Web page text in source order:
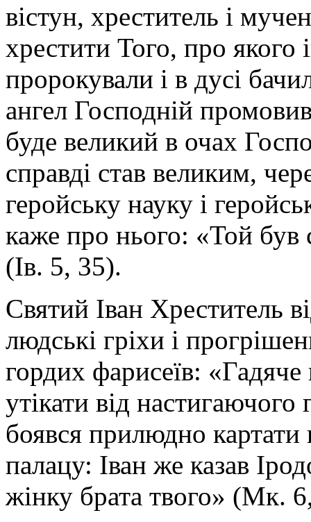
вістун, хреститель і
хрестити Того, про якого
пророкували і в дусі
ангел Господній
буде великий в очах
справді став великим,
геройську науку і
каже про нього: «Той був
(Ів. 5, 35).
Святий Іван Хреститель
людські гріхи і
гордих фарисеїв:
утікати від
боявся прилюдно картати
палацу: Іван же казав
жінку брата твого» (Мк.